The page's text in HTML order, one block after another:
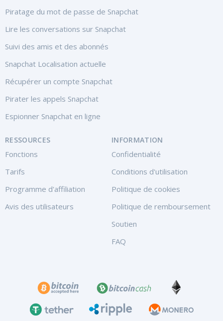
Piratage du mot de passe de Snapchat
Lire les conversations sur Snapchat
Suivi des amis et des abonnés
Snapchat Localisation actuelle
Récupérer un compte Snapchat
Pirater les appels Snapchat
Espionner Snapchat en ligne
RESSOURCES
Fonctions
Tarifs
Programme d'affiliation
Avis des utilisateurs
INFORMATION
Confidentialité
Conditions d'utilisation
Politique de cookies
Politique de remboursement
Soutien
FAQ